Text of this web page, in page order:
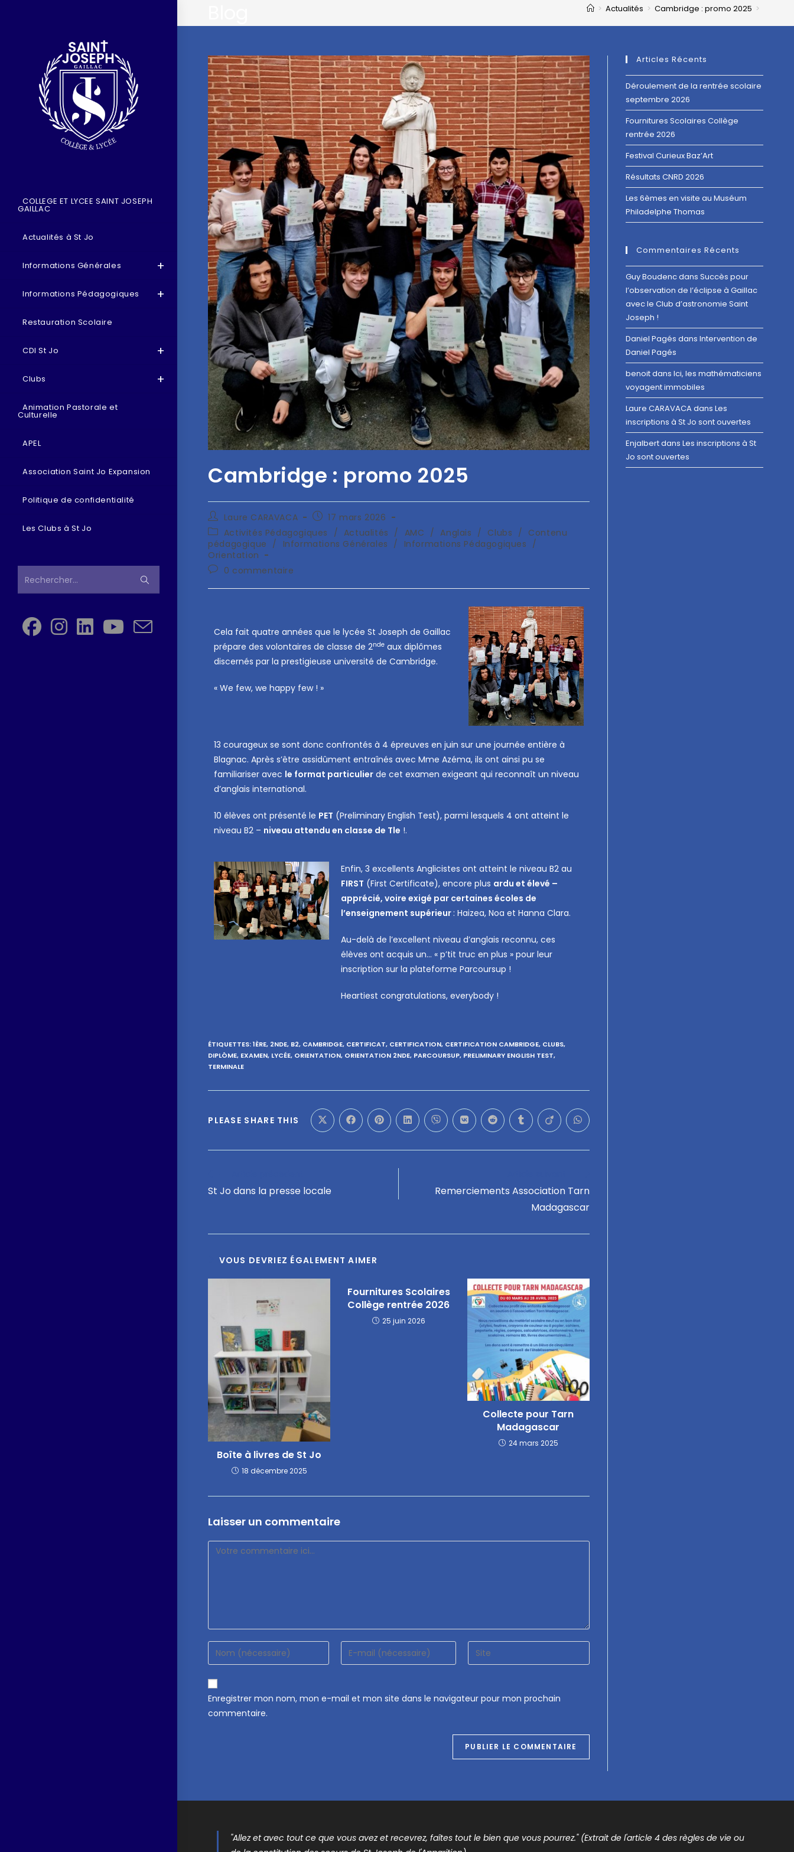
COLLEGE ET LYCEE SAINT JOSEPH
GAILLAC
Actualités à St Jo
Informations Générales
Informations Pédagogiques
Restauration Scolaire
CDI St Jo
Clubs
Animation Pastorale et
Culturelle
APEL
Association Saint Jo Expansion
Politique de confidentialité
Les Clubs à St Jo
Rechercher…
> Actualités > Cambridge : promo 2025 >
Cambridge : promo 2025
Laure CARAVACA
17 mars 2026
Activités Pédagogiques
/ Actualités / AMC / Anglais / Clubs /
Contenu
pédagogique / Informations Générales / Informations Pédagogiques /
Orientation
0 commentaire
Cela fait quatre années que le lycée St Joseph de Gaillac
prépare des volontaires de classe de 2nde aux diplômes
discernés par la prestigieuse université de Cambridge.
« We few, we happy few ! »
13 courageux se sont donc confrontés à 4 épreuves en juin sur une journée entière à
Blagnac. Après s’être assidûment entraînés avec Mme Azéma, ils ont ainsi pu se
familiariser avec le format particulier de cet examen exigeant qui reconnaît un niveau
d’anglais international.
10 élèves ont présenté le PET (Preliminary English Test), parmi lesquels 4 ont atteint le
niveau B2 – niveau attendu en classe de Tle !.
Enfin, 3 excellents Anglicistes ont atteint le niveau B2 au
FIRST (First Certificate), encore plus ardu et élevé –
apprécié, voire exigé par certaines écoles de
l’enseignement supérieur : Haizea, Noa et Hanna Clara.
Au-delà de l’excellent niveau d’anglais reconnu, ces
élèves ont acquis un… « p’tit truc en plus » pour leur
inscription sur la plateforme Parcoursup !
Heartiest congratulations, everybody !
ÉTIQUETTES:1ÈRE, 2NDE, B2, CAMBRIDGE, CERTIFICAT, CERTIFICATION, CERTIFICATION CAMBRIDGE, CLUBS,
DIPLÔME, EXAMEN, LYCÉE, ORIENTATION, ORIENTATION 2NDE, PARCOURSUP, PRELIMINARY ENGLISH TEST,
TERMINALE
PLEASE SHARE THIS
St Jo dans la presse locale
Remerciements Association Tarn
Madagascar
VOUS DEVRIEZ ÉGALEMENT AIMER
Boîte à livres de St Jo
18 décembre 2025
Fournitures Scolaires
Collège rentrée 2026
25 juin 2026
Collecte pour Tarn
Madagascar
24 mars 2025
Laisser un commentaire
Enregistrer mon nom, mon e-mail et mon site dans le navigateur pour mon prochain
commentaire.
Articles Récents
Déroulement de la rentrée scolaire
septembre 2026
Fournitures Scolaires Collège
rentrée 2026
Festival Curieux Baz’Art
Résultats CNRD 2026
Les 6èmes en visite au Muséum
Philadelphe Thomas
Commentaires Récents
Guy Boudencdans Succès pour
l’observation de l’éclipse à Gaillac
avec le Club d’astronomie Saint
Joseph !
Daniel Pagés dans Intervention de
Daniel Pagés
benoitdans Ici, les mathématiciens
voyagent immobiles
Laure CARAVACAdans Les
inscriptions à St Jo sont ouvertes
Enjalbertdans Les inscriptions à St
Jo sont ouvertes
"Allez et avec tout ce que vous avez et recevrez, faîtes tout le bien que vous pourrez." (Extrait de l'article 4 des règles de vie ou